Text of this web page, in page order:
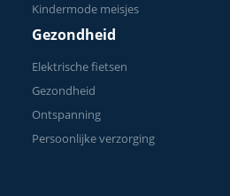
Kindermode meisjes
Gezondheid
Elektrische fietsen
Gezondheid
Ontspanning
Persoonlijke verzorging